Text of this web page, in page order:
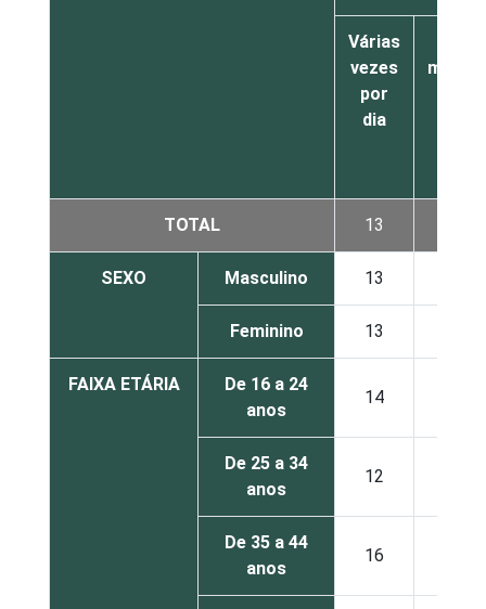
Várias
vezes
por
dia
menos
TOTAL 13
SEXO Masculino 13
Feminino 13
FAIXA ETÁRIA
De 16 a 24
anos
14
De 25 a 34
anos
12
De 35 a 44
anos
16